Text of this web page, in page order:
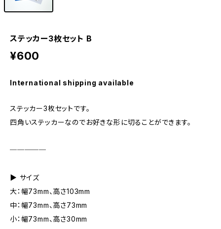
ステッカー3枚セット B
¥600
International shipping available
ステッカー3枚セットです。
四角いステッカーなのでお好きな形に切ることができます。
─────
▶︎ サイズ
大：幅73mm、高さ103mm
中：幅73mm、高さ73mm
小：幅73mm、高さ30mm